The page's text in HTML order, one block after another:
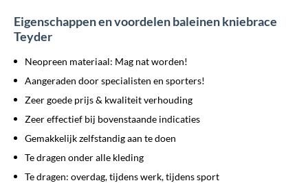
Eigenschappen en voordelen baleinen kniebrace
Teyder
Neopreen materiaal: Mag nat worden!
Aangeraden door specialisten en sporters!
Zeer goede prijs & kwaliteit verhouding
Zeer effectief bij bovenstaande indicaties
Gemakkelijk zelfstandig aan te doen
Te dragen onder alle kleding
Te dragen: overdag, tijdens werk, tijdens sport